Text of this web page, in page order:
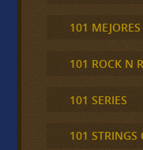
101
101 ROCK N
101 SERIES
101 STRINGS